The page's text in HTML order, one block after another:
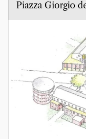
Piazza Giorgio